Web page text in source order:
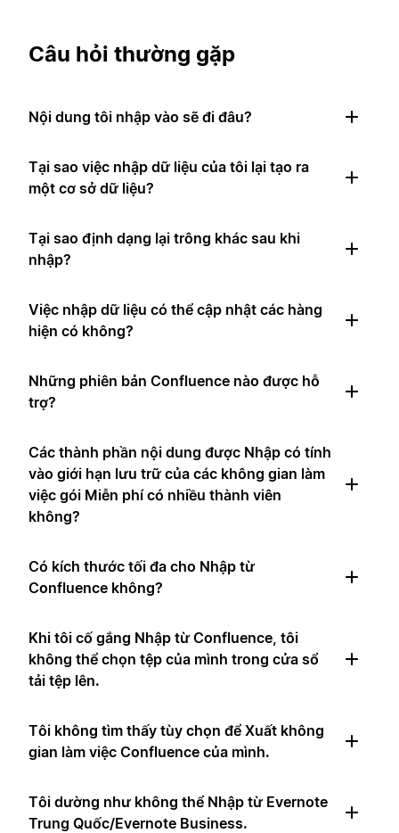
Câu hỏi thường gặp
Nội dung tôi nhập vào sẽ đi đâu?
Tại sao việc nhập dữ liệu của tôi lại tạo ra
một cơ sở dữ liệu?
Tại sao định dạng lại trông khác sau khi
nhập?
Việc nhập dữ liệu có thể cập nhật các hàng
hiện có không?
Những phiên bản Confluence nào được hỗ
trợ?
Các thành phần nội dung được Nhập có tính
vào giới hạn lưu trữ của các không gian làm
việc gói Miễn phí có nhiều thành viên
không?
Có kích thước tối đa cho Nhập từ
Confluence không?
Khi tôi cố gắng Nhập từ Confluence, tôi
không thể chọn tệp của mình trong cửa sổ
tải tệp lên.
Tôi không tìm thấy tùy chọn để Xuất không
gian làm việc Confluence của mình.
Tôi dường như không thể Nhập từ Evernote
Trung Quốc/Evernote Business.